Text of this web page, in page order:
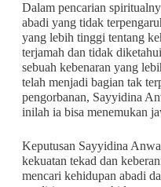
Dalam pencarian
abadi yang tidak
yang lebih tinggi tentang
terjamah dan tidak
sebuah kebenaran yang
telah menjadi bagian tak
pengorbanan, Sayyidina
inilah ia bisa menemukan
Keputusan Sayyidina
kekuatan tekad dan
mencari kehidupan abadi